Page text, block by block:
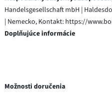
Handelsgesellschaft mbH |
| Nemecko, Kontakt: https://
Doplňujúce informácie
Možnosti doručenia